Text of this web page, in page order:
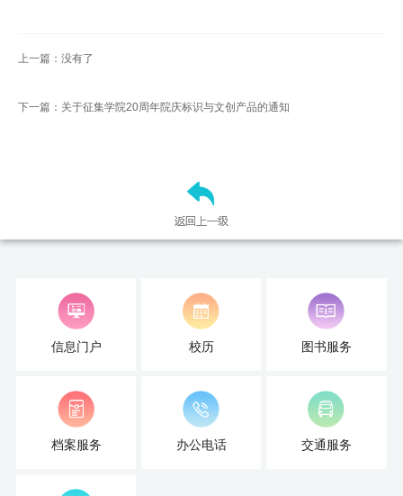
上一篇：没有了
下一篇：关于征集学院20周年院庆标识与文创产品的通知
信息门户 校历 图书服务
档案服务 办公电话 交通服务